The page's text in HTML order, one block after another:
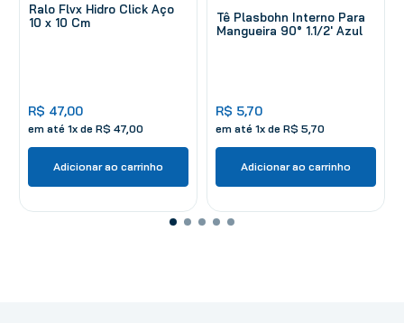
Ralo Flvx Hidro Click Aço
10 x 10 Cm
R$ 47,00
em até 1x de R$ 47 00
Adicionar ao carrinho
Tê Plasbohn Interno Para
Mangueira 90° 1.1/2' Azul
R$ 5,70
em até 1x de R$ 5 70
Adicionar ao carrinho